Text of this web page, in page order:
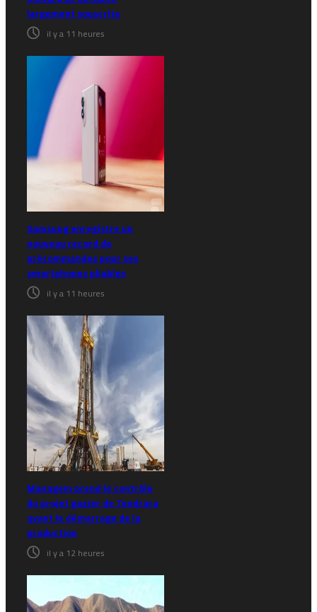
largement souscrite
il y a 11 heures
Samsung enregistre un
nouveau record de
précommandes pour ses
smartphones pliables
il y a 11 heures
Managem prend le contrôle
du projet gazier de Tendrara
avant le démarrage de la
production
il y a 12 heures